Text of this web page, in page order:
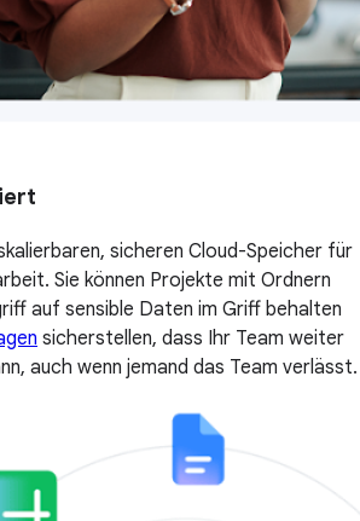
sicheren Cloud-Speicher für
Sie können Projekte mit Ordnern
auf sensible Daten im Griff behalten
sicherstellen, dass Ihr Team weiter
auch wenn jemand das Team verlässt.